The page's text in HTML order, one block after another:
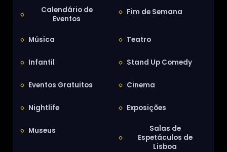
Calendário de
Eventos
Fim de Semana
Música Teatro
Infantil Stand Up Comedy
Eventos Gratuitos Cinema
Nightlife Exposições
Museus
Salas de
Espetáculos de
Lisboa